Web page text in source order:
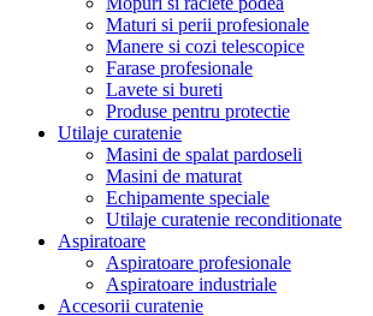
Maturi si perii profesionale
Manere si cozi telescopice
Farase profesionale
Lavete si bureti
Produse pentru protectie
Utilaje curatenie
Masini de spalat pardoseli
Masini de maturat
Echipamente speciale
Utilaje curatenie reconditionate
Aspiratoare
Aspiratoare profesionale
Aspiratoare industriale
Accesorii curatenie